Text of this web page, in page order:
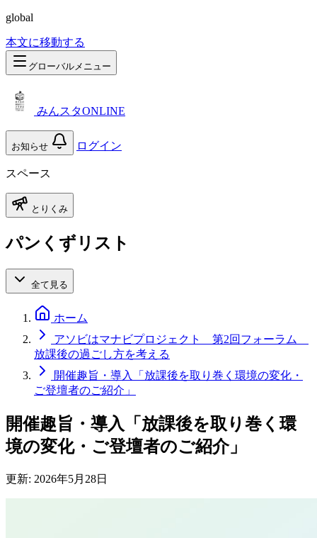
global
本文に移動する
グローバルメニュー
みんスタONLINE
お知らせ ログイン
スペース
とりくみ
パンくずリスト
全て見る
ホーム
アソビはマナビプロジェクト 第2回フォーラム
放課後の過ごし方を考える
開催趣旨・導入「放課後を取り巻く環境の変化・
ご登壇者のご紹介」
開催趣旨・導入「放課後を取り巻く環
境の変化・ご登壇者のご紹介」
更新: 2026年5月28日